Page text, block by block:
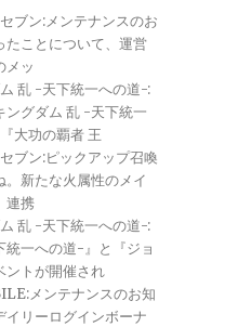
ブン:メンテナンスのお
たことについて、運営
メッ
ム 乱 -天下統一への道-:
ングダム 乱 -天下統一
大功の覇者 王
ブン:ピックアップ召喚
新たな火属性のメイ
連携
ム 乱 -天下統一への道-:
統一への道-』と『ジョ
ントが開催され
メンテナンスのお知
イリーログインボーナ